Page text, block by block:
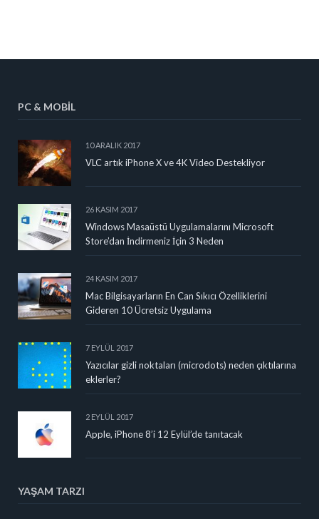
PC & MOBIL
10 ARALIK 2017
VLC artık iPhone X ve 4K Video Destekliyor
26 KASIM 2017
Windows Masaüstü Uygulamalarını Microsoft
Store’dan İndirmeniz İçin 3 Neden
24 KASIM 2017
Mac Bilgisayarların En Can Sıkıcı Özelliklerini
Gideren 10 Ücretsiz Uygulama
7 EYLÜL 2017
Yazıcılar gizli noktaları (microdots) neden çıktılarına
eklerler?
2 EYLÜL 2017
Apple, iPhone 8’i 12 Eylül’de tanıtacak
YAŞAM TARZI